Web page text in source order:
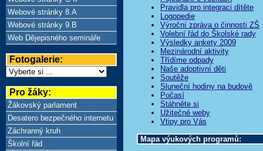
Pravidla pro integraci dítěte
Logopedie
Výroční zpráva o činnosti ZŠ
Volební řád do Školské rady
Výsledky ankety 2009
Mezinárodní aktivity
Třídíme odpady
Naše adoptivní děti
Soutěže
Sluneční hodiny na budově
Počasí
Stáhněte si
Užitečné weby
Vtipy pro Vás
Mapa výukových programů:
Webové stránky 8.A
Webové stránky 9.B
Web Dějepisného semináře
Fotogalerie:
Pro žáky:
Žákovský parlament
Desatero bezpečného internetu
Záchranný kruh
Školní řád